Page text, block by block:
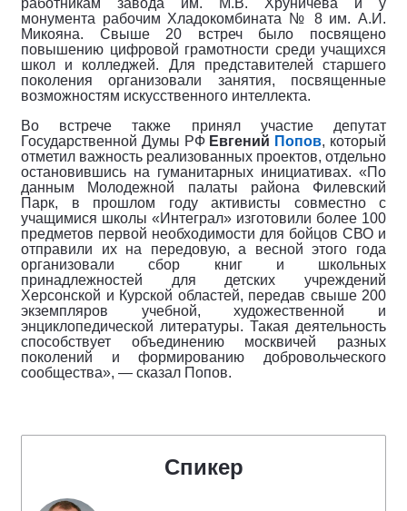
работникам завода им. М.В. Хруничева и у
монумента рабочим Хладокомбината № 8 им. А.И.
Микояна. Свыше 20 встреч было посвящено
повышению цифровой грамотности среди учащихся
школ и колледжей. Для представителей старшего
поколения организовали занятия, посвященные
возможностям искусственного интеллекта.
Во встрече также принял участие депутат
Государственной Думы РФ Евгений Попов, который
отметил важность реализованных проектов, отдельно
остановившись на гуманитарных инициативах. «По
данным Молодежной палаты района Филевский
Парк, в прошлом году активисты совместно с
учащимися школы «Интеграл» изготовили более 100
предметов первой необходимости для бойцов СВО и
отправили их на передовую, а весной этого года
организовали сбор книг и школьных
принадлежностей для детских учреждений
Херсонской и Курской областей, передав свыше 200
экземпляров учебной, художественной и
энциклопедической литературы. Такая деятельность
способствует объединению москвичей разных
поколений и формированию добровольческого
сообщества», — сказал Попов.
Спикер